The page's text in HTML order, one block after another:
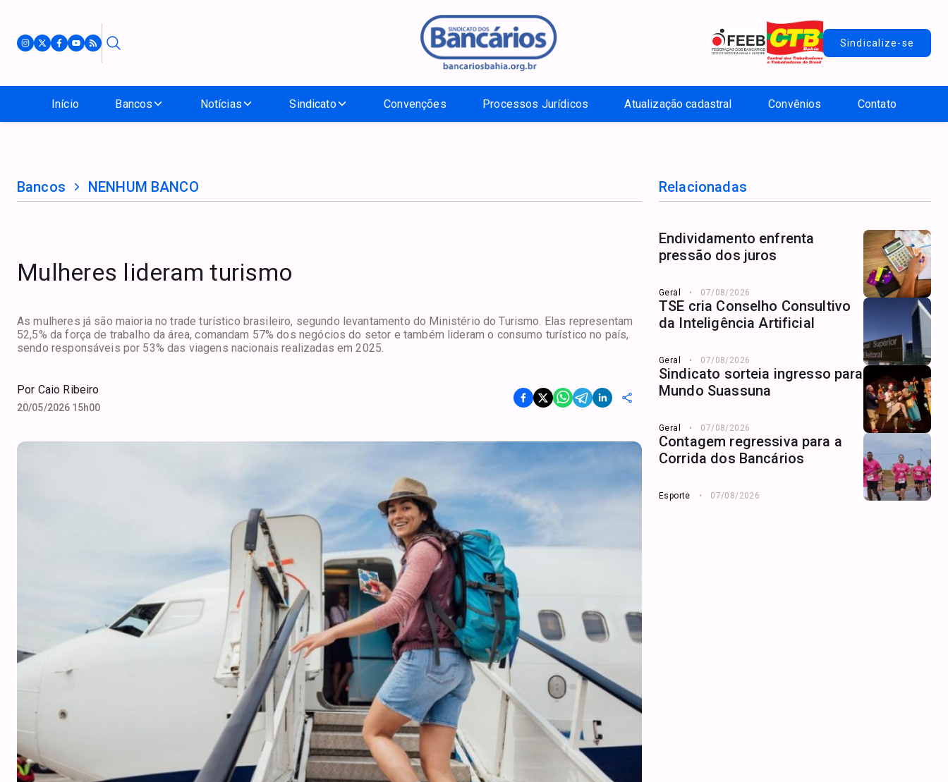
Sindicalize-se
Início Bancos Notícias Sindicato Convenções Processos Jurídicos Atualização cadastral Convênios Contato
Bancos NENHUM BANCO
Mulheres lideram turismo
As mulheres já são maioria no trade turístico brasileiro, segundo levantamento do Ministério do Turismo. Elas representam
52,5% da força de trabalho da área, comandam 57% dos negócios do setor e também lideram o consumo turístico no país,
sendo responsáveis por 53% das viagens nacionais realizadas em 2025.
Por Caio Ribeiro
20/05/2026 15h00
Relacionadas
Endividamento enfrenta
pressão dos juros
Geral 07/08/2026
TSE cria Conselho Consultivo
da Inteligência Artificial
Geral 07/08/2026
Sindicato sorteia ingresso para
Mundo Suassuna
Geral 07/08/2026
Contagem regressiva para a
Corrida dos Bancários
Esporte 07/08/2026